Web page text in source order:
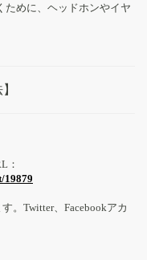
めに、ヘッドホンやイヤ
：
19879
。Twitter、Facebookアカ